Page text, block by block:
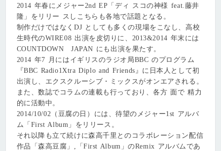
2014 年春にメジャー2nd EP「ディ スコの神様 feat.藤井
隆」をリリー スしこちらも各地で話題となる。
制作だけではなくDJ としても多くの現場をこなし、⾼校
⽣時代のWIRE08 出演を⽪切りに、2013&2014 年末には
COUNTDOWN JAPAN にも出演を果たす。
2014 年7 月にはイギリスのラジオ局BBC のプログラム
『BBC Radio1Xtra Diplo and Friends』に日本⼈として初
出演し、エクスクルーシブ・ミックスがオンエアされる。
また、数誌でコラムの連載も⾏っており、各方 面で 精⼒
的に活動中。
2014/10/02（豆腐の日）には、待望のメジャー1st アルバ
ム「First Album」をリリース。
それ以降も⽴て続けに森⾼千⾥とのコラボレーション配信
作品「森⾼豆腐」,「First Album」のRemix アルバムであ